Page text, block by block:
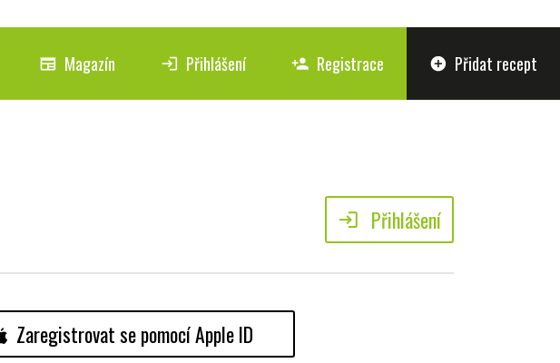
newspaper Magazín login Přihlášení person_add Registrace add_circle Přidat recept
login Přihlášení
Zaregistrovat se pomocí Apple ID